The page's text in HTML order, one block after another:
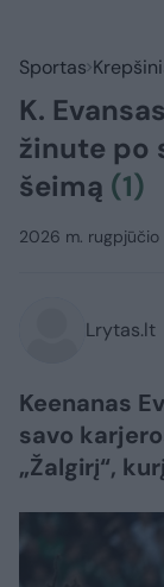
Sportas
K.
žinute po
šeimą (1)
2026 m.
Lrytas.lt
Keenanas
savo
„Žalgirį“,